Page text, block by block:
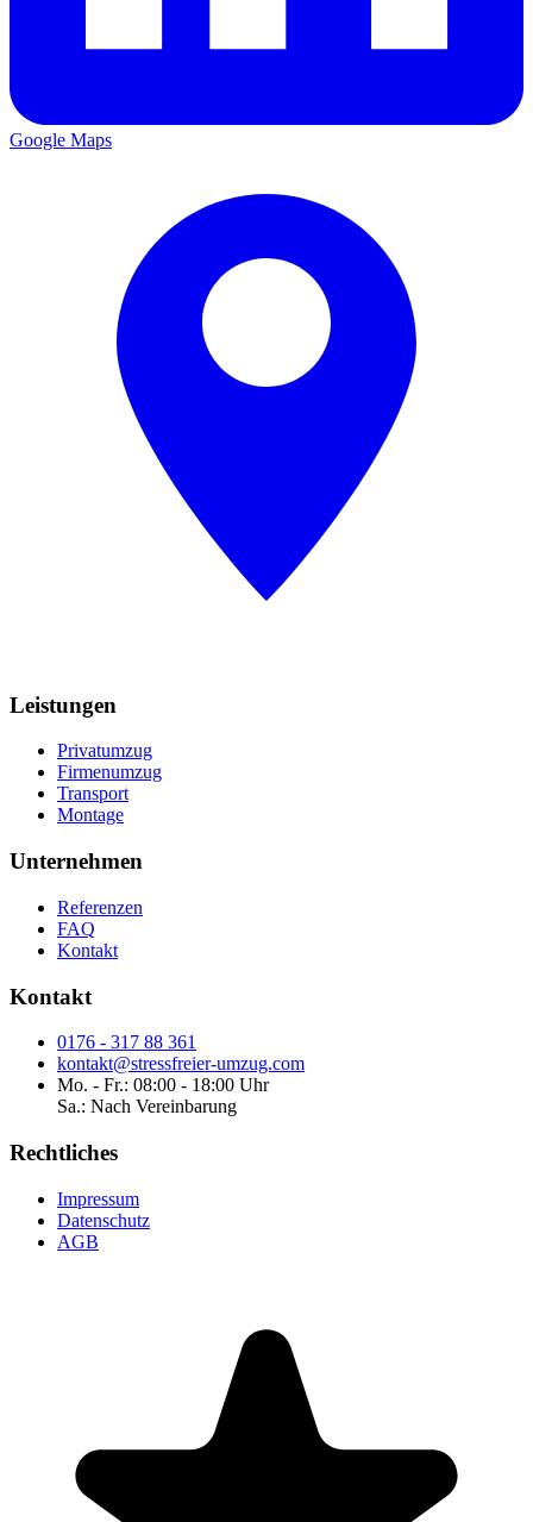
Google Maps
Leistungen
Privatumzug
Firmenumzug
Transport
Montage
Unternehmen
Referenzen
FAQ
Kontakt
Kontakt
0176 - 317 88 361
kontakt@stressfreier-umzug.com
Mo. - Fr.: 08:00 - 18:00 Uhr
Sa.: Nach Vereinbarung
Rechtliches
Impressum
Datenschutz
AGB